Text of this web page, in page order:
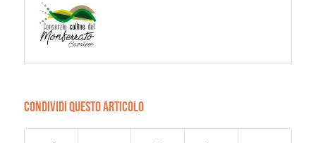
CONDIVIDI QUESTO ARTICOLO